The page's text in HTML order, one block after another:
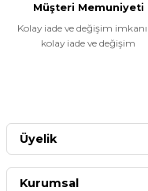
Müşteri Memuniyeti
Kolay iade ve değişim
kolay iade ve değişim
Üyelik
Kurumsal